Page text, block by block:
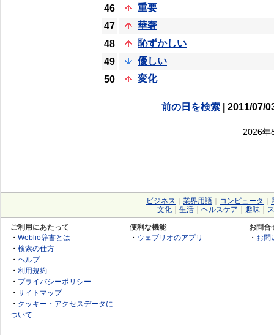
46
重要
47
華奢
48
恥ずかしい
49
優しい
50
変化
前の日を検索| 2011/07/
2026年
ビジネス 業界用語 コンピュータ
文化
生活 ヘルスケア 趣味
ご利用にあたって
・ Weblio辞書とは
・ 検索の仕方
・ ヘルプ
・ 利用規約
・ プライバシーポリシー
・ サイトマップ
・ クッキー・アクセスデータに
ついて
便利な機能
・ ウェブリオのアプリ
お問合
・ お問